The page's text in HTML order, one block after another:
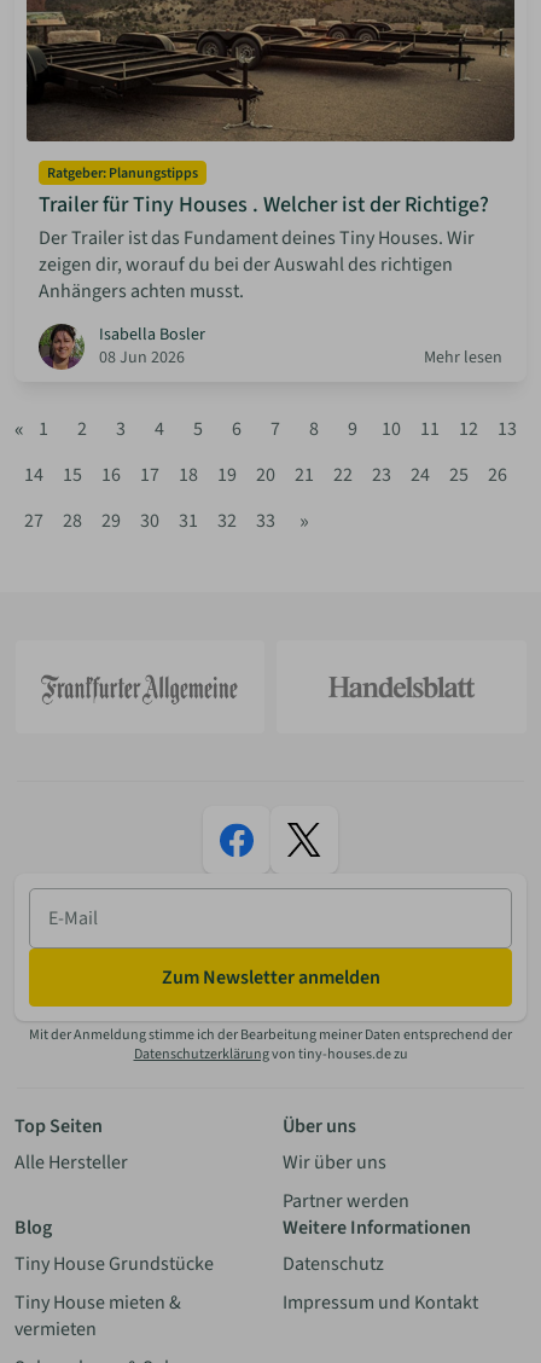
Ratgeber: Planungstipps
Trailer für Tiny Houses . Welcher ist der Richtige?
Der Trailer ist das Fundament deines Tiny Houses. Wir
zeigen dir, worauf du bei der Auswahl des richtigen
Anhängers achten musst.
Isabella Bosler
08 Jun 2026
Mehr lesen
« 1 2 3 4 5 6 7 8 9 10 11 12
13
14
15 16 17 18 19 20 21 22 23 24 25
26
27
28 29 30 31 32 33 »
E-
Mail
Zum Newsletter anmelden
Mit der Anmeldung stimme ich der Bearbeitung meiner Daten entsprechend der
Datenschutzerklärungvon tiny-houses.de zu
Top Seiten
Alle Hersteller
Über uns
Wir über uns
Partner werden
Blog
Tiny House Grundstücke
Tiny House mieten &
vermieten
Weitere Informationen
Datenschutz
Impressum und Kontakt